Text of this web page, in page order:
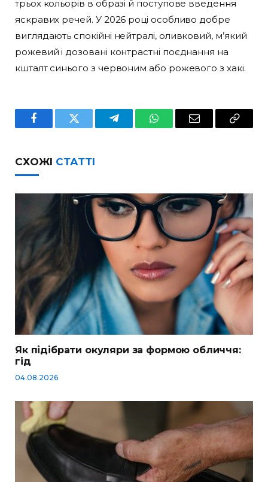
трьох кольорів в образі й поступове введення
яскравих речей. У 2026 році особливо добре
виглядають спокійні нейтралі, оливковий, м’який
рожевий і дозовані контрастні поєднання на
кшталт синього з червоним або рожевого з хакі.
FacebookTwitter TelegramWhatsAppEmail
Copy
СХОЖІ СТАТТІ
Як підібрати окуляри за формою обличчя:
гід
04.08.2026